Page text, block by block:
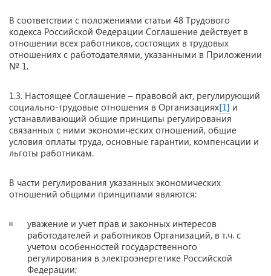
В соответствии с положениями статьи 48 Трудового
кодекса Российской Федерации Соглашение действует в
отношении всех работников, состоящих в трудовых
отношениях с работодателями, указанными в Приложении
№ 1.
1.3. Настоящее Соглашение – правовой акт, регулирующий
социально-трудовые отношения в Организациях[1] и
устанавливающий общие принципы регулирования
связанных с ними экономических отношений, общие
условия оплаты труда, основные гарантии, компенсации и
льготы работникам.
В части регулирования указанных экономических
отношений общими принципами являются:
уважение и учет прав и законных интересов
работодателей и работников Организаций, в т.ч. с
учетом особенностей государственного
регулирования в электроэнергетике Российской
Федерации;